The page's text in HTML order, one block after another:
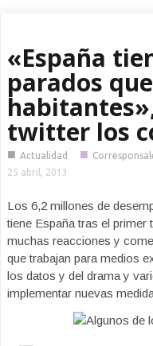
«España
parados
twitter los
■ Actualidad ■
25 abril, 2013
Los 6,2 millones de
tiene España tras el
muchas reacciones y
que trabajan para medios
los datos y del drama y
implementar nuevas